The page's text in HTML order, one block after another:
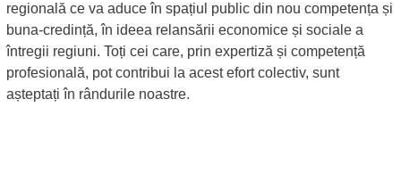
regională ce va aduce în spațiul public din nou competența și
buna-credință, în ideea relansării economice și sociale a
întregii regiuni. Toți cei care, prin expertiză și competență
profesională, pot contribui la acest efort colectiv, sunt
așteptați în rândurile noastre.